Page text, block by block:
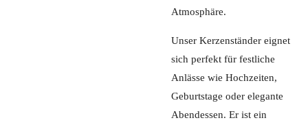
Atmosphäre.
Unser Kerzenständer eignet
sich perfekt für festliche
Anlässe wie Hochzeiten,
Geburtstage oder elegante
Abendessen. Er ist ein